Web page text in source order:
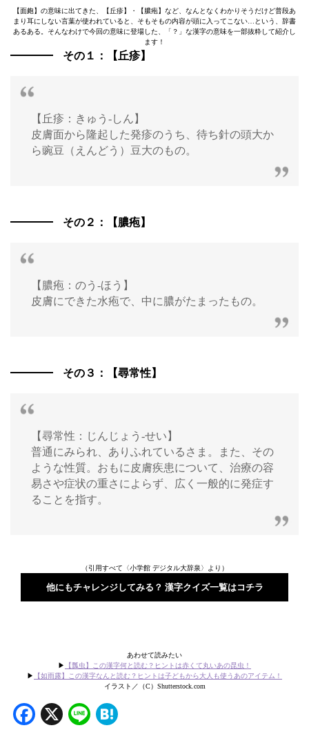
【面皰】の意味に出てきた、【丘疹】・【膿疱】など、なんとなくわかりそうだけど普段あ
まり耳にしない言葉が使われていると、そもそもの内容が頭に入ってこない…という、辞書
あるある。そんなわけで今回の意味に登場した、「？」な漢字の意味を一部抜粋して紹介し
ます！
その１：【丘疹】
【丘疹：きゅう‐しん】
皮膚面から隆起した発疹のうち、待ち針の頭大か
ら豌豆（えんどう）豆大のもの。
その２：【膿疱】
【膿疱：のう‐ほう】
皮膚にできた水疱で、中に膿がたまったもの。
その３：【尋常性】
【尋常性：じんじょう‐せい】
普通にみられ、ありふれているさま。また、その
ような性質。おもに皮膚疾患について、治療の容
易さや症状の重さによらず、広く一般的に発症す
ることを指す。
（引用すべて〈小学館 デジタル大辞泉〉より）
他にもチャレンジしてみる？ 漢字クイズ一覧はコチラ
あわせて読みたい
▶
【瓢虫】この漢字何と読む？ヒントは赤くて丸いあの昆虫！
▶
【如雨露】この漢字なんと読む？ヒントは子どもから大人も使うあのアイテム！
イラスト／（C）Shutterstock.com
Facebook
X Line